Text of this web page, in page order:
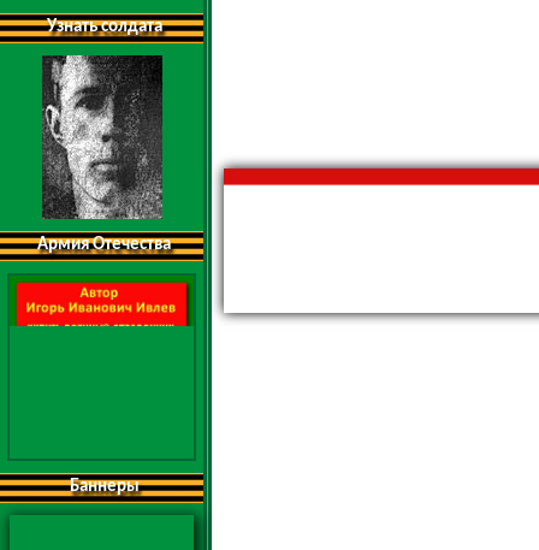
Узнать солдата
Армия Отечества
Баннеры